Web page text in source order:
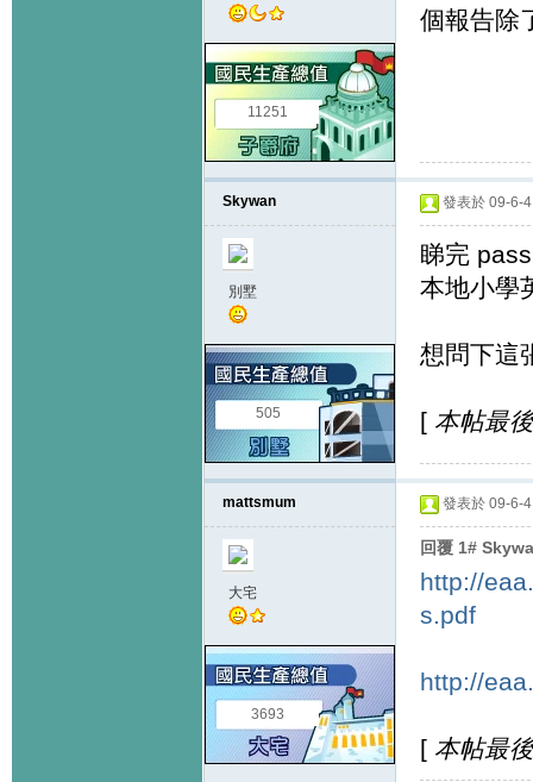
11251
個報告除
Skywan
別墅
505
發表於 09-6-
睇完
本地小學
想問下這
[ 本帖最
mattsmum
大宅
3693
發表於 09-6-
回覆 1#
http://
s.pdf
http://
[ 本帖最